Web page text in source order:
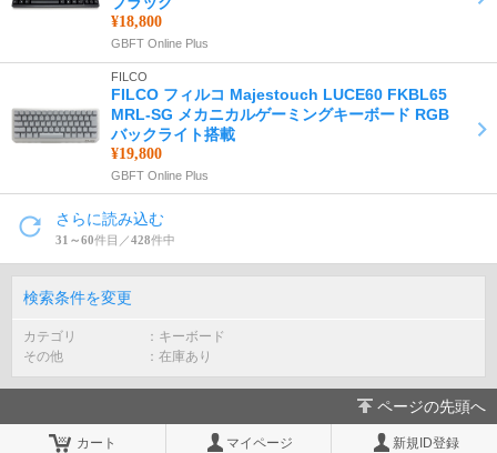
¥18,800
GBFT Online Plus
FILCO
FILCO フィルコ Majestouch LUCE60 FKBL65
MRL-SG メカニカルゲーミングキーボード RGB
バックライト搭載
¥19,800
GBFT Online Plus
さらに読み込む
31～60件目／428件中
検索条件を変更
カテゴリ
キーボード
その他
在庫あり
ページの先頭へ
カート マイページ 新規ID登録